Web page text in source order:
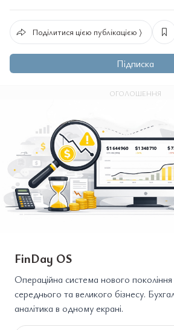
Поділитися цією публікацією ⟩
Підписка
ОГОЛОШЕННЯ
FinDay OS
Операційна система нового
середнього та великого бізнесу.
аналітика в одному екрані.